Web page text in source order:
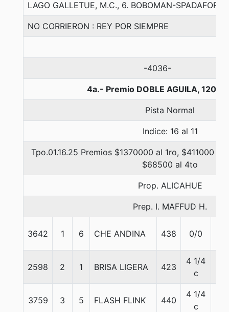
LAGO GALLETUE, M.C., 6. BOBOMAN-SPADAFORA-
NO CORRIERON : REY POR SIEMPRE
-4036-
4a.- Premio DOBLE AGUILA, 1200
Pista Normal
Indice: 16 al 11
Tpo.01.16.25 Premios $1370000 al 1ro, $411000
$68500 al 4to
Prop. ALICAHUE
Prep. I. MAFFUD H.
3642 1 6 CHE ANDINA 438 0/0
2598 2 1 BRISA LIGERA 423
4 1/4
c
3759 3 5 FLASH FLINK 440
4 1/4
c